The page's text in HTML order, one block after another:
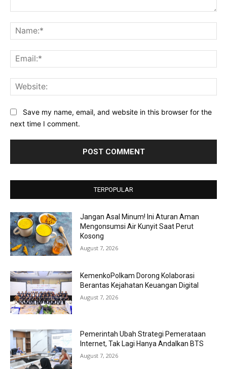
Save my name, email, and website in this browser for the
next time I comment.
TERPOPULAR
Jangan Asal Minum! Ini Aturan Aman
Mengonsumsi Air Kunyit Saat Perut
Kosong
August 7, 2026
KemenkoPolkam Dorong Kolaborasi
Berantas Kejahatan Keuangan Digital
August 7, 2026
Pemerintah Ubah Strategi Pemerataan
Internet, Tak Lagi Hanya Andalkan BTS
August 7, 2026